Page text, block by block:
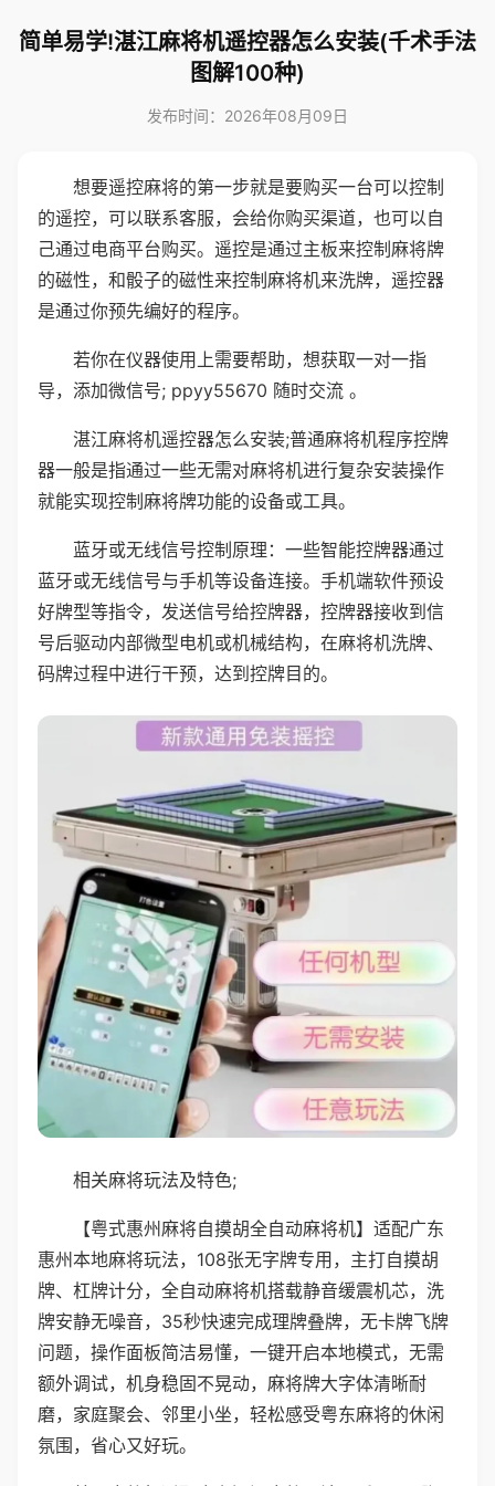
简单易学!湛江麻将机遥控器怎么安装(千术手法
图解100种)
发布时间：2026年08月09日
想要遥控麻将的第一步就是要购买一台可以控制
的遥控，可以联系客服，会给你购买渠道，也可以自
己通过电商平台购买。遥控是通过主板来控制麻将牌
的磁性，和骰子的磁性来控制麻将机来洗牌，遥控器
是通过你预先编好的程序。
若你在仪器使用上需要帮助，想获取一对一指
导，添加微信号; ppyy55670 随时交流 。
湛江麻将机遥控器怎么安装;普通麻将机程序控牌
器一般是指通过一些无需对麻将机进行复杂安装操作
就能实现控制麻将牌功能的设备或工具。
蓝牙或无线信号控制原理：一些智能控牌器通过
蓝牙或无线信号与手机等设备连接。手机端软件预设
好牌型等指令，发送信号给控牌器，控牌器接收到信
号后驱动内部微型电机或机械结构，在麻将机洗牌、
码牌过程中进行干预，达到控牌目的。
相关麻将玩法及特色;
【粤式惠州麻将自摸胡全自动麻将机】适配广东
惠州本地麻将玩法，108张无字牌专用，主打自摸胡
牌、杠牌计分，全自动麻将机搭载静音缓震机芯，洗
牌安静无噪音，35秒快速完成理牌叠牌，无卡牌飞牌
问题，操作面板简洁易懂，一键开启本地模式，无需
额外调试，机身稳固不晃动，麻将牌大字体清晰耐
磨，家庭聚会、邻里小坐，轻松感受粤东麻将的休闲
氛围，省心又好玩。